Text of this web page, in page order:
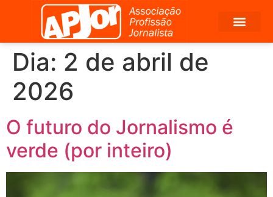
Dia: 2 de abril de
2026
O futuro do Jornalismo é
verde (por inteiro)